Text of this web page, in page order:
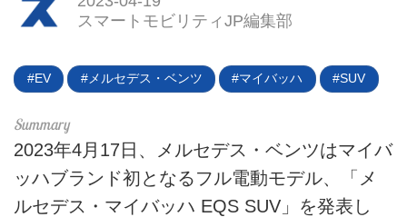
EV
電動バイク
ライフスタイル
テクノロジー
スマートモビリティJP編集部
EV メルセデス・ベンツ マイバッハ SUV
2023年4月17日、メルセデス・ベンツはマイバ
ッハブランド初となるフル電動モデル、「メ
ルセデス・マイバッハ EQS SUV」を発表し